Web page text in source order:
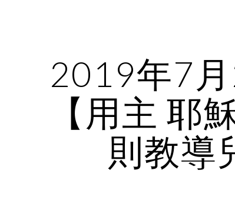
2019年7
【用主 耶
則教導